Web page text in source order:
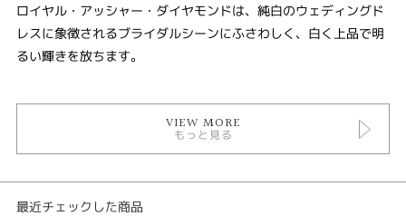
ロイヤル・アッシャー・ダイヤモンドは、純白のウェディングド
レスに象徴されるブライダルシーンにふさわしく、白く上品で明
るい輝きを放ちます。
VIEW MORE
もっと見る
最近チェックした商品